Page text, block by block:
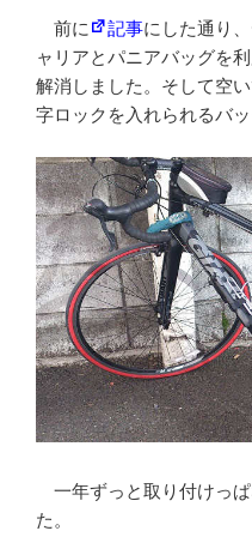
前に 記事にした通り
ャリアとパニアバッグを
解消しました。そして空
字ロックを入れられるバ
一年ずっと取り付けっ
た。